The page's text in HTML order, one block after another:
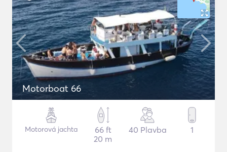
Motorboat 66
Motorová jachta
66 ft
20 m
40 Plavba 1